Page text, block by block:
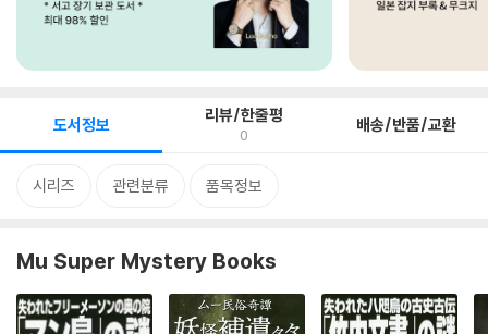
도서정보 리뷰/한줄평
0 배송/반품/교환
시리즈 관련분류 품목정보
Mu Super Mystery Books